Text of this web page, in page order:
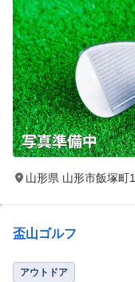
山形県 山形市飯塚町
盃山ゴルフ
アウトドア